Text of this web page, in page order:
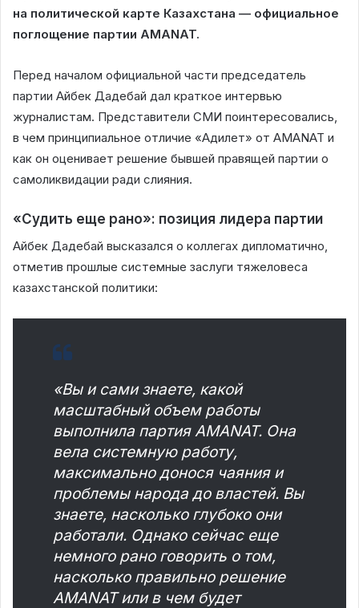
на политической карте Казахстана — официальное
поглощение партии AMANAT.
Перед началом официальной части председатель
партии Айбек Дадебай дал краткое интервью
журналистам. Представители СМИ поинтересовались,
в чем принципиальное отличие «Адилет» от AMANAT и
как он оценивает решение бывшей правящей партии о
самоликвидации ради слияния.
«Судить еще рано»: позиция лидера партии
Айбек Дадебай высказался о коллегах дипломатично,
отметив прошлые системные заслуги тяжеловеса
казахстанской политики:
«Вы и сами знаете, какой
масштабный объем работы
выполнила партия AMANAT. Она
вела системную работу,
максимально донося чаяния и
проблемы народа до властей. Вы
знаете, насколько глубоко они
работали. Однако сейчас еще
немного рано говорить о том,
насколько правильно решение
AMANAT или в чем будет